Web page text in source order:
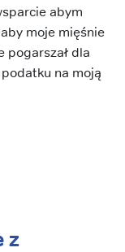
abym
moje mięśnie
pogarszał dla
na moją
z